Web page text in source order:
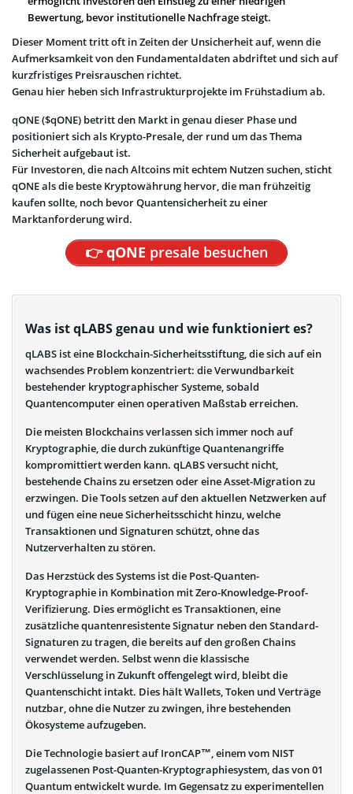
Bewertung, bevor institutionelle Nachfrage steigt.
Dieser Moment tritt oft in Zeiten der Unsicherheit auf, wenn die
Aufmerksamkeit von den Fundamentaldaten abdriftet und sich auf
kurzfristiges Preisrauschen richtet.
Genau hier heben sich Infrastrukturprojekte im Frühstadium ab.
qONE ($qONE) betritt den Markt in genau dieser Phase und
positioniert sich als Krypto-Presale, der rund um das Thema
Sicherheit aufgebaut ist.
Für Investoren, die nach Altcoins mit echtem Nutzen suchen, sticht
qONE als die beste Kryptowährung hervor, die man frühzeitig
kaufen sollte, noch bevor Quantensicherheit zu einer
Marktanforderung wird.
👉qONE presale besuchen
Was ist qLABS genau und wie funktioniert es?
qLABS ist eine Blockchain-Sicherheitsstiftung, die sich auf ein
wachsendes Problem konzentriert: die Verwundbarkeit
bestehender kryptographischer Systeme, sobald
Quantencomputer einen operativen Maßstab erreichen.
Die meisten Blockchains verlassen sich immer noch auf
Kryptographie, die durch zukünftige Quantenangriffe
kompromittiert werden kann. qLABS versucht nicht,
bestehende Chains zu ersetzen oder eine Asset-Migration zu
erzwingen. Die Tools setzen auf den aktuellen Netzwerken auf
und fügen eine neue Sicherheitsschicht hinzu, welche
Transaktionen und Signaturen schützt, ohne das
Nutzerverhalten zu stören.
Das Herzstück des Systems ist die Post-Quanten-
Kryptographie in Kombination mit Zero-Knowledge-Proof-
Verifizierung. Dies ermöglicht es Transaktionen, eine
zusätzliche quantenresistente Signatur neben den Standard-
Signaturen zu tragen, die bereits auf den großen Chains
verwendet werden. Selbst wenn die klassische
Verschlüsselung in Zukunft offengelegt wird, bleibt die
Quantenschicht intakt. Dies hält Wallets, Token und Verträge
nutzbar, ohne die Nutzer zu zwingen, ihre bestehenden
Ökosysteme aufzugeben.
Die Technologie basiert auf IronCAP™, einem vom NIST
zugelassenen Post-Quanten-Kryptographiesystem, das von 01
Quantum entwickelt wurde. Im Gegensatz zu experimentellen